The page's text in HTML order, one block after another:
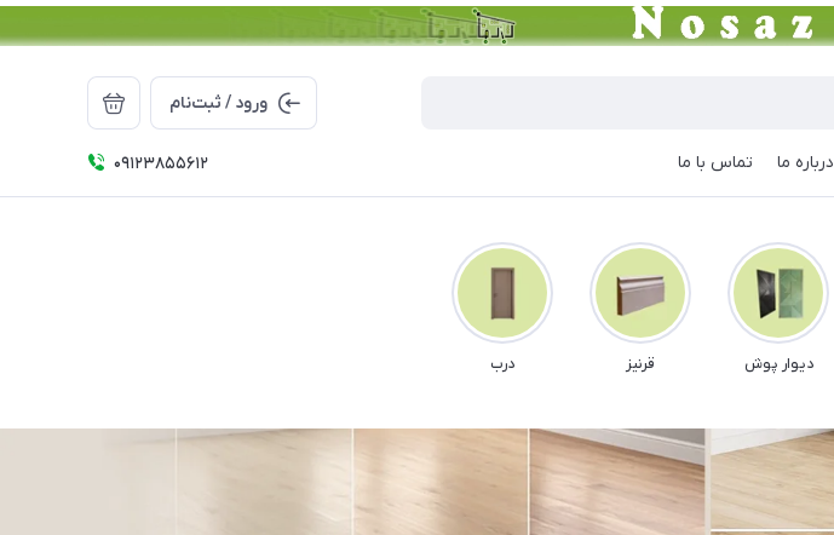
ورود / ثبت‌نام
درباره ما تماس با ما 09123855612
دیوار پوش قرنیز درب